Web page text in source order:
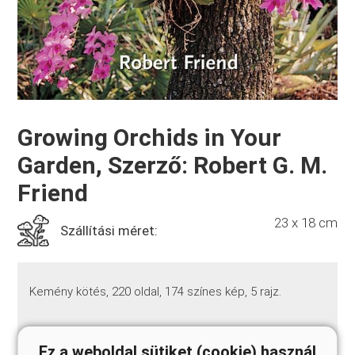
Growing Orchids in Your
Garden, Szerző: Robert G. M.
Friend
Szállítási méret: 23 x 18 cm
Kemény kötés, 220 oldal, 174 színes kép, 5 rajz.
Wherever you live in the world, you can grow orchids in